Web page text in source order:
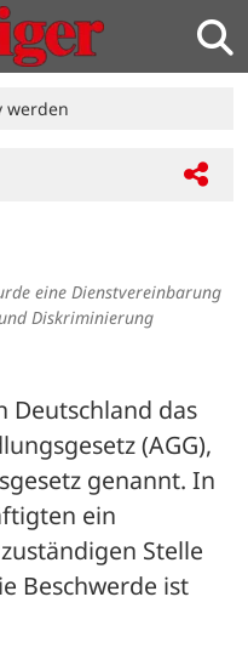
werden
eine Dienstvereinbarung
Diskriminierung
Deutschland das
(AGG),
genannt. In
ein
Stelle
Beschwerde ist